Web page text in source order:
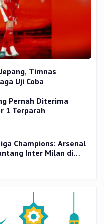
Timnas
Uji Coba
Pernah Diterima
1 Terparah
Champions: Arsenal
Inter Milan di